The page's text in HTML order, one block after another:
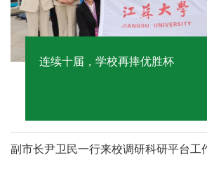
连续十届，学校再捧优胜杯
副市长尹卫民一行来校调研科研平台工